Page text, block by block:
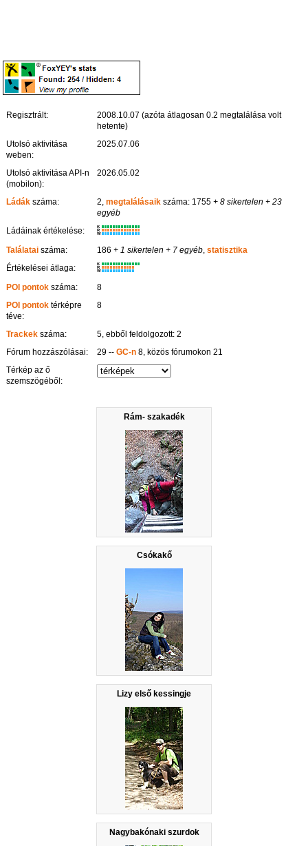
Rám- szakadék
Csókakő
Lizy első kessingje
Nagybakónaki szurdok
Regisztrált:
2008.10.07 (azóta átlagosan 0.2 megtalálása volt
hetente)
Utolsó aktivitása
weben:
2025.07.06
Utolsó aktivitása API-n
(mobilon):
2026.05.02
Ládák száma: 2,megtalálásaik száma: 1755 + 8 sikertelen + 23
egyéb
Ládáinak értékelése:
K
R
W
Találatai száma: 186 + 1 sikertelen + 7 egyéb,statisztika
Értékelései átlaga:
K
R
W
POI pontok száma:
8
POI pontok térképre
téve:
8
Trackek száma:
5, ebből feldolgozott: 2
Fórum hozzászólásai:
29 --GC-n 8, közös fórumokon 21
Térkép az ő
szemszögéből: